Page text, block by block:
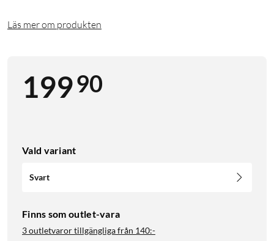
Läs mer om produkten
19990
Vald variant
Svart
Finns som outlet-vara
3 outletvaror tillgängliga från 140:-